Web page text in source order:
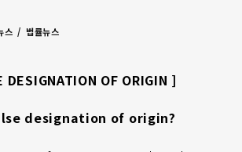
스 법률뉴스
DESIGNATION OF ORIGIN ]
designation of origin?